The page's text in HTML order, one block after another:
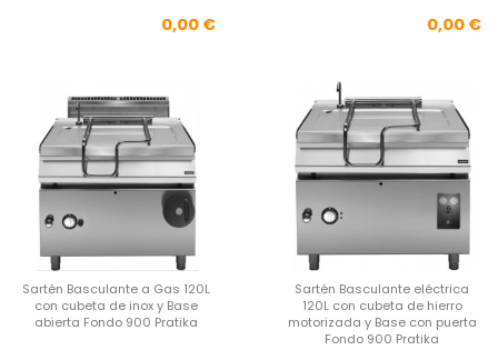
Precio
0,00 € 0,00 €
Sartén Basculante a Gas 120L
con cubeta de inox y Base
abierta Fondo 900 Pratika
Sartén Basculante eléctrica
120L con cubeta de hierro
motorizada y Base con puerta
Fondo 900 Pratika